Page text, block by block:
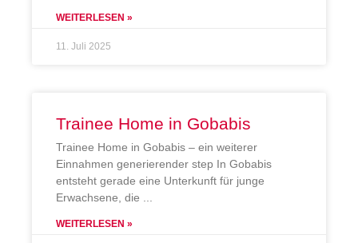
WEITERLESEN »
11. Juli 2025
Trainee Home in Gobabis
Trainee Home in Gobabis – ein weiterer
Einnahmen generierender step In Gobabis
entsteht gerade eine Unterkunft für junge
Erwachsene, die
WEITERLESEN »